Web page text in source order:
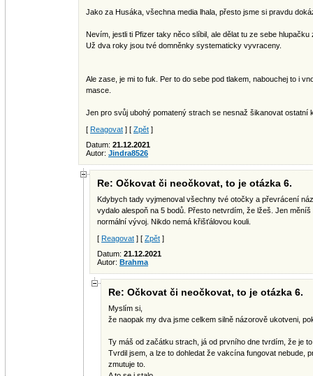
Jako za Husáka, všechna media lhala, přesto jsme si pravdu
Nevím, jestli ti Pfizer taky něco slíbil, ale dělat tu ze sebe hlupačku
Už dva roky jsou tvé domněnky systematicky vyvraceny.
Ale zase, je mi to fuk. Per to do sebe pod tlakem, nabouchej to i
masce.
Jen pro svůj ubohý pomatený strach se nesnaž šikanovat ostatní
[ Reagovat ] [ Zpět ]
Datum: 21.12.2021
Autor: Jindra8526
Re: Očkovat či neočkovat, to je otázka 6.
Kdybych tady vyjmenoval všechny tvé otočky a převrácení
vydalo alespoň na 5 bodů. Přesto netvrdím, že lžeš. Jen
normální vývoj. Nikdo nemá křišťálovou kouli.
[ Reagovat ] [ Zpět ]
Datum: 21.12.2021
Autor: Brahma
Re: Očkovat či neočkovat, to je otázka 6.
Myslím si,
že naopak my dva jsme celkem silně názorově ukotveni,
Ty máš od začátku strach, já od prvního dne tvrdím, že je
Tvrdil jsem, a lze to dohledat že vakcína fungovat nebude,
zmutuje to.